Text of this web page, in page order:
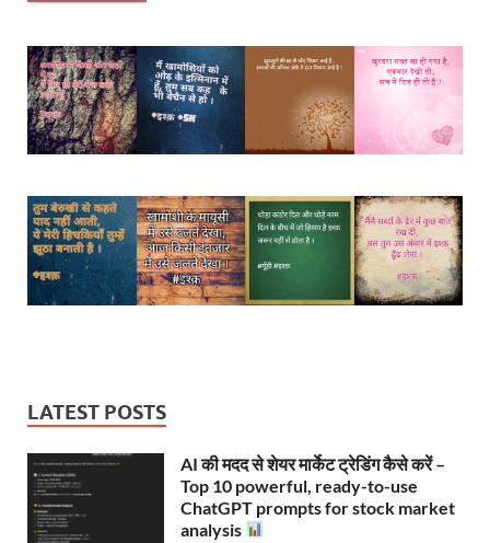
LATEST POSTS
AI की मदद से शेयर मार्केट ट्रेडिंग कैसे करें –
Top 10 powerful, ready-to-use
ChatGPT prompts for stock market
analysis